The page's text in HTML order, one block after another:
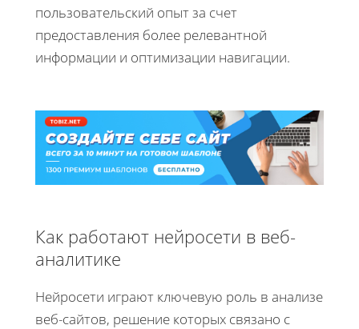
пользовательский опыт за счет
предоставления более релевантной
информации и оптимизации навигации.
Как работают нейросети в веб-
аналитике
Нейросети играют ключевую роль в анализе
веб-сайтов, решение которых связано с